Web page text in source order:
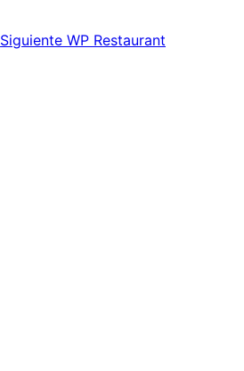
Siguiente WP Restaurant